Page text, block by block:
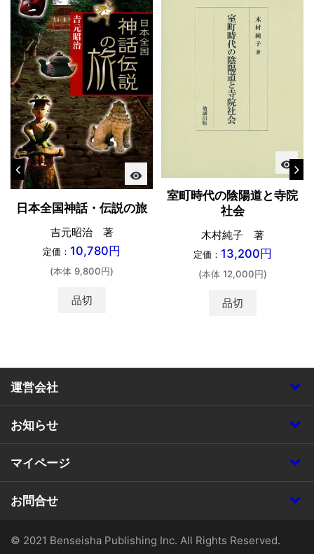
visibility
日本全国神話・伝説の旅
吉元昭治 著
定価： 10,780円
(本体 9,800円)
品切
visibility
室町時代の陰陽道と寺院
社会
木村純子 著
定価： 13,200円
(本体 12,000円)
品切
運営会社
お知らせ
マイページ
お問合せ
© 2021 Benseisha Publishing Inc. All Rights Reserved.